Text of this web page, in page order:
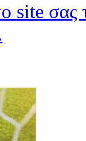
site σας